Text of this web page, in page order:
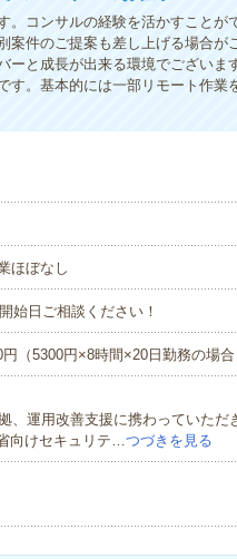
。コンサルの経験を活かすことが
件のご提案も差し上げる場合が
ーと成長が出来る環境でございま
。基本的には一部リモート作業
ほぼなし
日ご相談ください！
5300円×8時間×20日勤務の場合
、運用改善支援に携わっていただ
向けセキュリテ…つづきを見る